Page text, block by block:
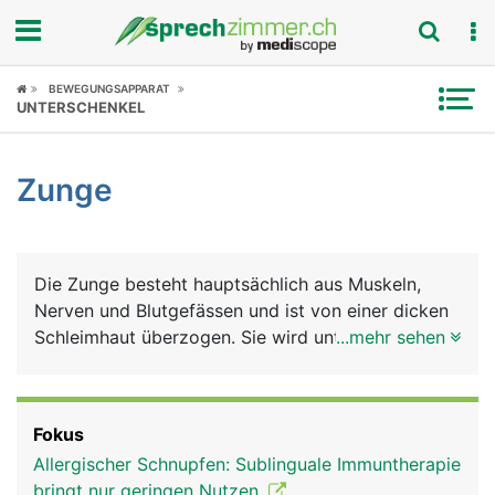
Fokus
Symptome
News
Rubriken
BEWEGUNGSAPPARAT
UNTERSCHENKEL
Zunge
Die Zunge besteht hauptsächlich aus Muskeln,
Nerven und Blutgefässen und ist von einer dicken
Schleimhaut überzogen. Sie wird unterteilt in
Zungenmandel, die der Infektabwehr dient. Die
Zunge erfüllt viele Aufgaben: Sie ist unerlässlich
...mehr sehen
Fokus
Allergischer Schnupfen: Sublinguale Immuntherapie
bringt nur geringen Nutzen